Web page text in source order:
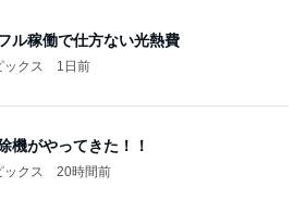
ル稼働で仕方ない光熱費
ックス 1日前
機がやってきた！！
ックス 20時間前